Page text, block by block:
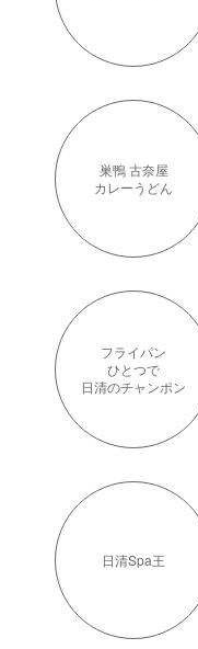
巣鴨 古奈屋
カレーうどん
フライパン
ひとつで
日清のチャンポン
日清Spa王